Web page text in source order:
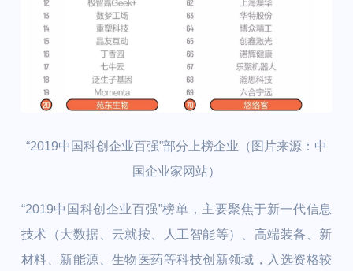
“2019中国科创企业百强”部分上榜企业（图片来源：中
国企业家网站）
“2019中国科创企业百强”榜单，主要聚焦于新一代信息
技术（大数据、云就按、人工智能等）、高端装备、新
材料、新能源、生物医药等科技创新领域，入选资格较